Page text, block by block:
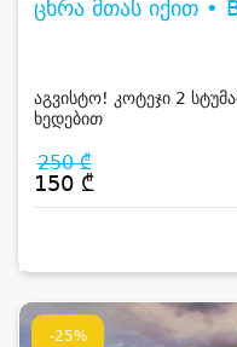
ცხრა მთას იქით •
აგვისტო! კოტეჯი 2
ხედებით
250 ₾
150 ₾
-25%